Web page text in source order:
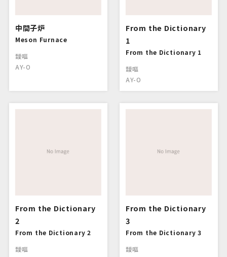
中間子炉
Meson Furnace
靉嘔
AY-O
From the Dictionary
1
From the Dictionary 1
靉嘔
AY-O
From the Dictionary
2
From the Dictionary 2
靉嘔
From the Dictionary
3
From the Dictionary 3
靉嘔